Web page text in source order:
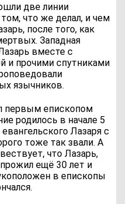
две линии
что же делал, и чем
после того, как
Западная
вместе с
и прочими спутниками
язычников.
первым епископом
родилось в начале 5
Лазаря с
тоже так звали. А
что Лазарь,
ещё 30 лет и
в епископы